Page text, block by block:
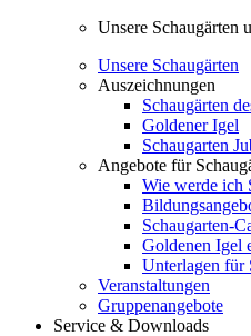
Unsere
Unsere Schaugärten
Auszeichnungen
Schaugärten
Goldener Igel
Schaugarten
Angebote für
Wie werde ich
Schaugarten-
Goldenen Igel
Unterlagen für
Veranstaltungen
Gruppenangebote
Service & Downloads